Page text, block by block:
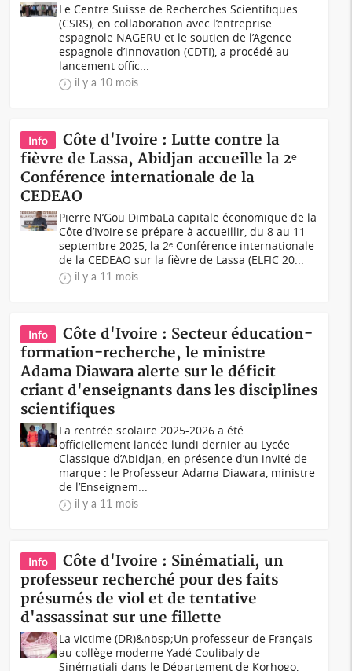
Le Centre Suisse de Recherches Scientifiques
(CSRS), en collaboration avec l’entreprise
espagnole NAGERU et le soutien de l’Agence
espagnole d’innovation (CDTI), a procédé au
lancement offic...
il y a 10 mois
Info
Côte d'Ivoire : Lutte contre la
fièvre de Lassa, Abidjan accueille la 2ᵉ
Conférence internationale de la
CEDEAO
Pierre N’Gou DimbaLa capitale économique de la
Côte d’Ivoire se prépare à accueillir, du 8 au 11
septembre 2025, la 2ᵉ Conférence internationale
de la CEDEAO sur la fièvre de Lassa (ELFIC 20...
il y a 11 mois
Info
Côte d'Ivoire : Secteur éducation-
formation-recherche, le ministre
Adama Diawara alerte sur le déficit
criant d'enseignants dans les disciplines
scientifiques
La rentrée scolaire 2025-2026 a été
officiellement lancée lundi dernier au Lycée
Classique d’Abidjan, en présence d’un invité de
marque : le Professeur Adama Diawara, ministre
de l’Enseignem...
il y a 11 mois
Info
Côte d'Ivoire : Sinématiali, un
professeur recherché pour des faits
présumés de viol et de tentative
d'assassinat sur une fillette
La victime (DR)&nbsp;Un professeur de Français
au collège moderne Yadé Coulibaly de
Sinématiali dans le Département de Korhogo,